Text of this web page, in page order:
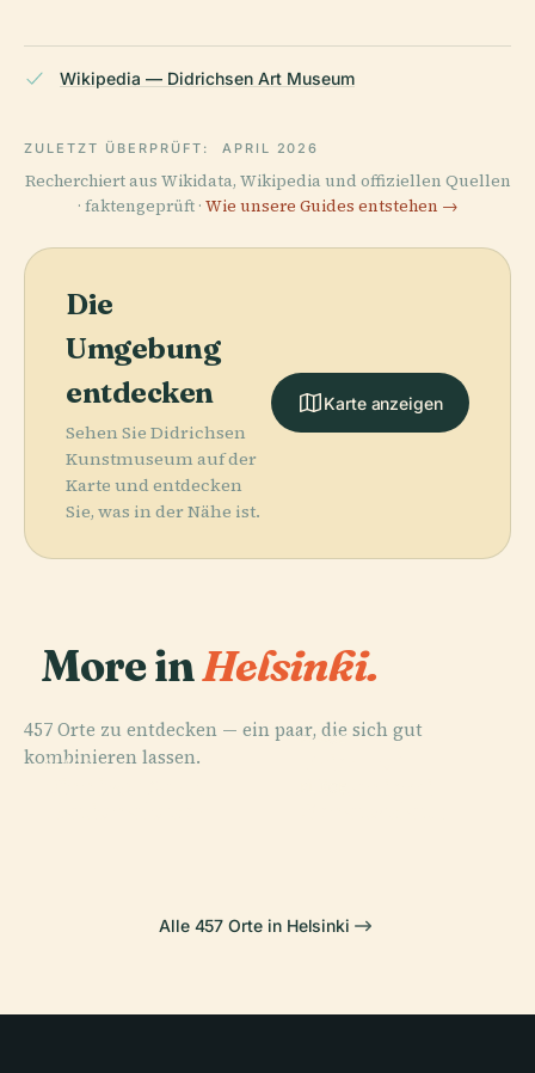
Wikipedia — Didrichsen Art Museum
ZULETZT ÜBERPRÜFT: APRIL 2026
Recherchiert aus Wikidata, Wikipedia und offiziellen Quellen
· faktengeprüft · Wie unsere Guides entstehen →
Die
Umgebung
entdecken
Sehen Sie Didrichsen
Kunstmuseum auf der
Karte und entdecken
Sie, was in der Nähe ist.
Karte anzeigen
More inHelsinki.
457 Orte zu entdecken — ein paar, die sich gut
kombinieren lassen.
PLACE
PLACE
PLACE
Alle 457 Orte in Helsinki